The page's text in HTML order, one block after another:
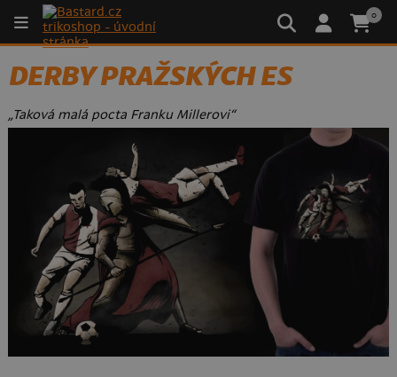
0
DERBY PRAŽSKÝCH ES
„Taková malá pocta Franku Millerovi“